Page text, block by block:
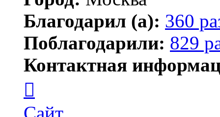
Благодарил (а): 360
Поблагодарили: 829
Контактная
пользователя
Lawego